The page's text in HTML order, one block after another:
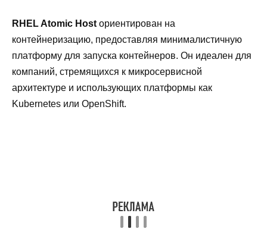
RHEL Atomic Host ориентирован на
контейнеризацию, предоставляя минималистичную
платформу для запуска контейнеров. Он идеален для
компаний, стремящихся к микросервисной
архитектуре и использующих платформы как
Kubernetes или OpenShift.